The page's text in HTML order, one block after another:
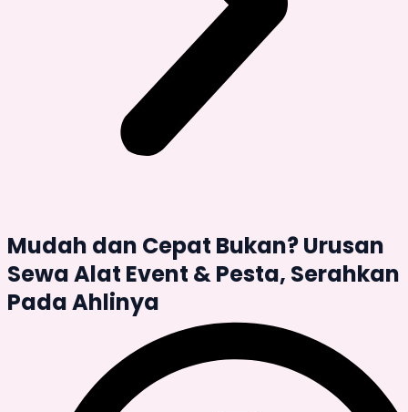
Mudah dan Cepat Bukan? Urusan
Sewa Alat Event & Pesta, Serahkan
Pada Ahlinya